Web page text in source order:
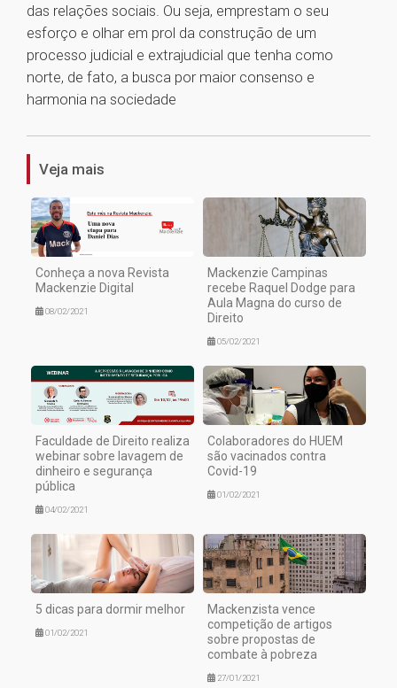
das relações sociais. Ou seja, emprestam o seu
esforço e olhar em prol da construção de um
processo judicial e extrajudicial que tenha como
norte, de fato, a busca por maior consenso e
harmonia na sociedade
Veja mais
Conheça a nova Revista
Mackenzie Digital
08/02/2021
Mackenzie Campinas
recebe Raquel Dodge para
Aula Magna do curso de
Direito
05/02/2021
Faculdade de Direito realiza
webinar sobre lavagem de
dinheiro e segurança
pública
04/02/2021
Colaboradores do HUEM
são vacinados contra
Covid-19
01/02/2021
5 dicas para dormir melhor
01/02/2021
Mackenzista vence
competição de artigos
sobre propostas de
combate à pobreza
27/01/2021